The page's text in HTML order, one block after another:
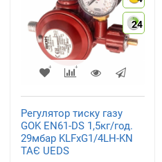
24
Регулятор тиску газу
GOK EN61-DS 1,5кг/год.
29мбар KLFxG1/4LH-KN
ТАЄ UEDS